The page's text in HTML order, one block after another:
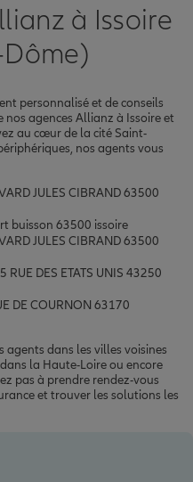
à Issoire
personnalisé et de conseils
agences Allianz à Issoire et
au cœur de la cité Saint-
nos agents vous
JULES CIBRAND 63500
buisson 63500 issoire
JULES CIBRAND 63500
RUE DES ETATS UNIS 43250
DE COURNON 63170
dans les villes voisines
la Haute-Loire ou encore
pas à prendre rendez-vous
et trouver les solutions les